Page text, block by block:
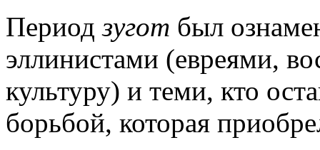
Периодзугот был
эллинистами (евреями,
культуру) и теми, кто
борьбой, которая